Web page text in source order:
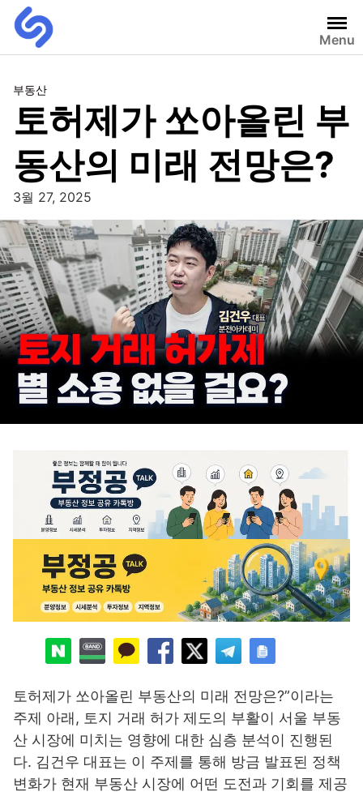
Menu
부동산
토허제가 쏘아올린 부
동산의 미래 전망은?
3월 27, 2025
토허제가 쏘아올린 부동산의 미래 전망은?”이라는
주제 아래, 토지 거래 허가 제도의 부활이 서울 부동
산 시장에 미치는 영향에 대한 심층 분석이 진행된
다. 김건우 대표는 이 주제를 통해 방금 발표된 정책
변화가 현재 부동산 시장에 어떤 도전과 기회를 제공